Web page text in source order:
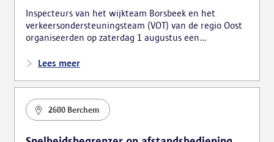
Inspecteurs van het wijkteam Borsbeek en het
verkeersondersteuningsteam (VOT) van de regio Oost
organiseerden op zaterdag 1 augustus een
foutparkeerders en roodrijders.
Lees meer
2600 Berchem